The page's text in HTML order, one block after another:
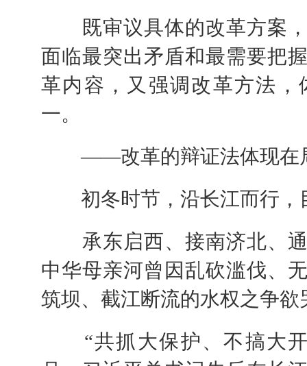
既审议具体的改革方案，
面临最突出矛盾和最需要把
革内容，又强调改革方法
一。
——改革的辩证法体现在局
初冬时节，沿长江而行，
承东启西、接南济北、通
中华母亲河曾因乱砍滥伐、
筑坝、截江断流的水权之争欲
“共抓大保护、不搞大开